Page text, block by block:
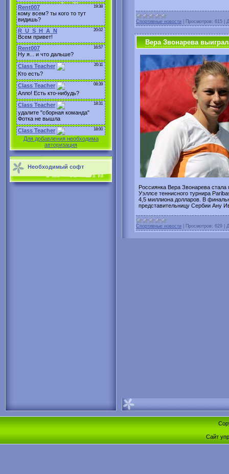
Для добавления необходима
авторизация
Необходимый софт
Спортивные новости Просмотров: 615
Вера Звонарева
Россиянка Вера Звонарева
Уэллсе теннисного турнира
4,5 миллиона долларов. В
представительницу Сербии Ану
Спортивные новости Просмотров: 629
Сайт